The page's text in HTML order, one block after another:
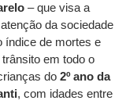
– que visa a
da sociedade
índice de mortes e
em todo o
do 2º ano da
, com idades entre